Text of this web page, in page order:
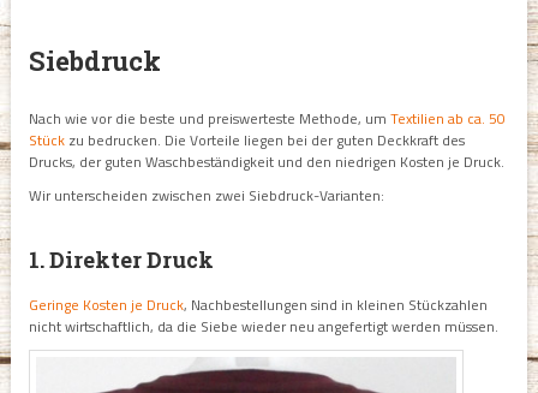
Siebdruck
Nach wie vor die beste und preiswerteste Methode, um Textilien ab ca. 50
Stückzu bedrucken. Die Vorteile liegen bei der guten Deckkraft des
Drucks, der guten Waschbeständigkeit und den niedrigen Kosten je Druck.
Wir unterscheiden zwischen zwei Siebdruck-Varianten:
1. Direkter Druck
Geringe Kosten je Druck, Nachbestellungen sind in kleinen Stückzahlen
nicht wirtschaftlich, da die Siebe wieder neu angefertigt werden müssen.